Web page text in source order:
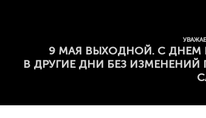
9 МАЯ ВЫХОДНОЙ. С ДНЕМ
В ДРУГИЕ ДНИ БЕЗ ИЗМЕНЕНИЙ